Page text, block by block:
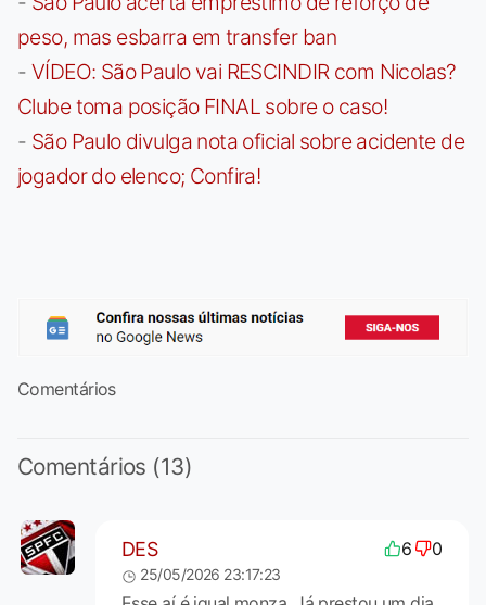
peso, mas esbarra em transfer ban
- VÍDEO: São Paulo vai RESCINDIR com Nicolas?
Clube toma posição FINAL sobre o caso!
- São Paulo divulga nota oficial sobre acidente de
jogador do elenco; Confira!
Comentários
Comentários (13)
DES 6 0
25/05/2026 23:17:23